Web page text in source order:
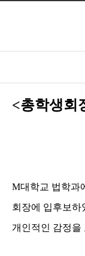
<총학생회
M대학교 법학과
회장에 입후보하
개인적인 감정을